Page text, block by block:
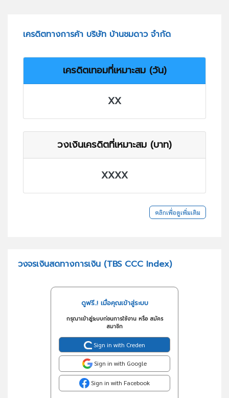
เครดิตทางการค้า บริษัท บ้านชมดาว จำกัด
เครดิตเทอมที่เหมาะสม (วัน)
XX
วงเงินเครดิตที่เหมาะสม (บาท)
XXXX
คลิกเพื่อดูเพิ่มเติม
วงจรเงินสดทางการเงิน (TBS CCC Index)
ดูฟรี..! เมื่อคุณเข้าสู่ระบบ
กรุณาเข้าสู่ระบบก่อนการใช้งาน หรือ สมัคร
สมาชิก
Sign in with Creden
Sign in with Google
Sign in with Facebook